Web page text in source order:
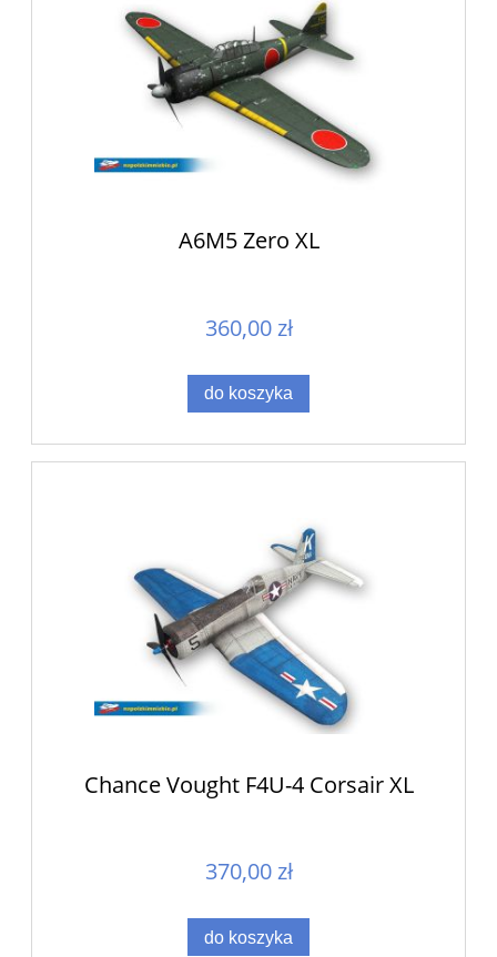
A6M5 Zero XL
360,00 zł
do koszyka
Chance Vought F4U-4 Corsair XL
370,00 zł
do koszyka